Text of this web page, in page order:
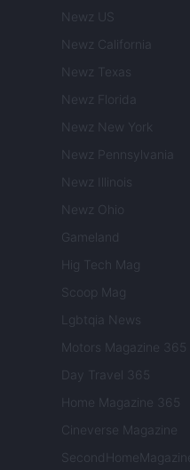
Newz US
Newz California
Newz Texas
Newz Florida
Newz New York
Newz Pennsylvania
Newz Illinois
Newz Ohio
Gameland
Hig Tech Mag
Scoop Mag
Lgbtqia News
Motors Magazine 365
Day Travel 365
Home Magazine 365
Cineverse Magazine
SecondHomeMagazine